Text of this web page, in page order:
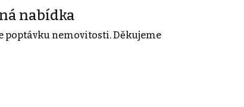
nabídka
poptávku nemovitosti. Děkujeme